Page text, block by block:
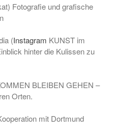
September 2022
Juli 2022
März 2022
September 2021
Fotografie und grafische
(Instagram KUNST im
hinter die Kulissen zu
BLEIBEN GEHEN –
Orten.
mit Dortmund